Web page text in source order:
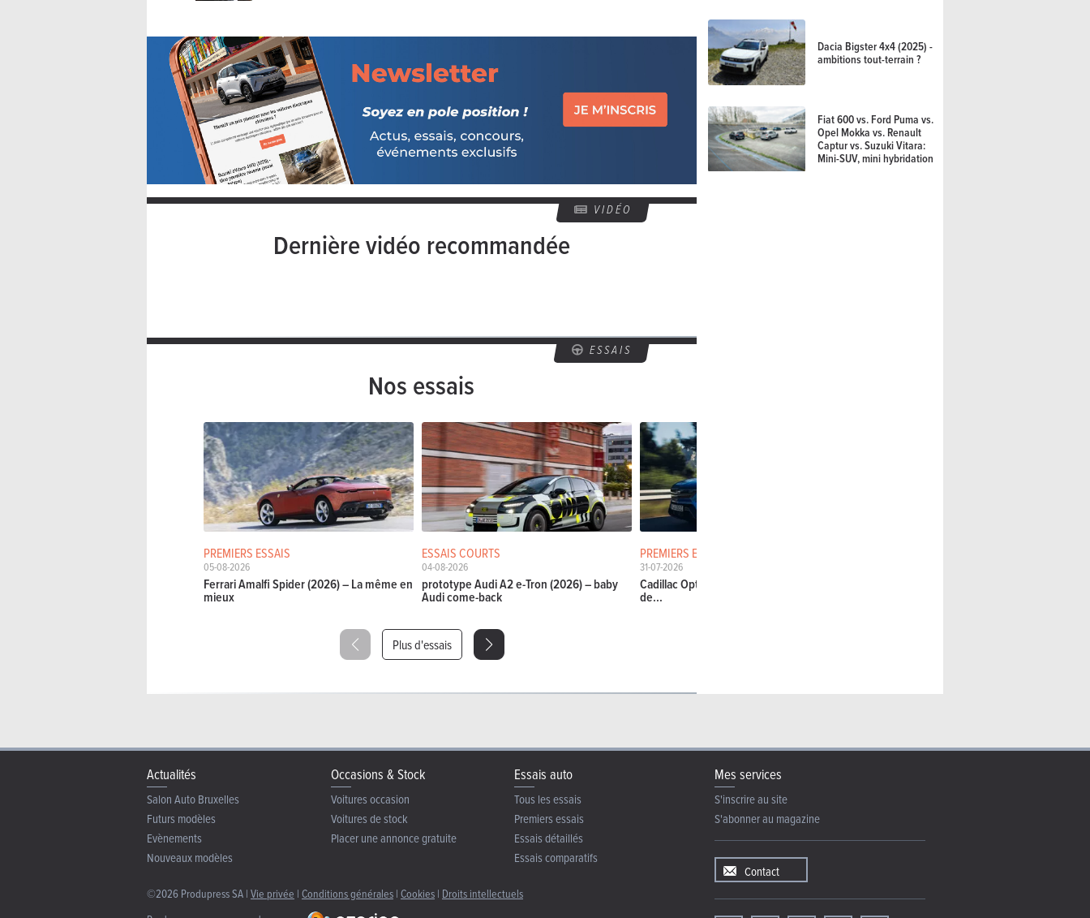
VIDÉO
Dernière vidéo recommandée
ESSAIS
Nos essais
PREMIERS ESSAIS
05-08-2026
Ferrari Amalfi Spider (2026) – La même en
mieux
ESSAIS COURTS
04-08-2026
prototype Audi A2 e-Tron (2026) – baby
Audi come-back
PREMIERS ESSAIS
31-07-2026
Cadillac Optiq (2026) : la vision américaine
de...
Plus d'essais
Dacia Bigster 4x4 (2025) -
ambitions tout-terrain ?
Fiat 600 vs. Ford Puma vs.
Opel Mokka vs. Renault
Captur vs. Suzuki Vitara:
Mini-SUV, mini hybridation
Actualités
Salon Auto Bruxelles
Futurs modèles
Evènements
Nouveaux modèles
Occasions & Stock
Voitures occasion
Voitures de stock
Placer une annonce gratuite
Essais auto
Tous les essais
Premiers essais
Essais détaillés
Essais comparatifs
©2026 Produpress SA | Vie privée | Conditions générales | Cookies | Droits intellectuels
Mes services
S'inscrire au site
S'abonner au magazine
Contact